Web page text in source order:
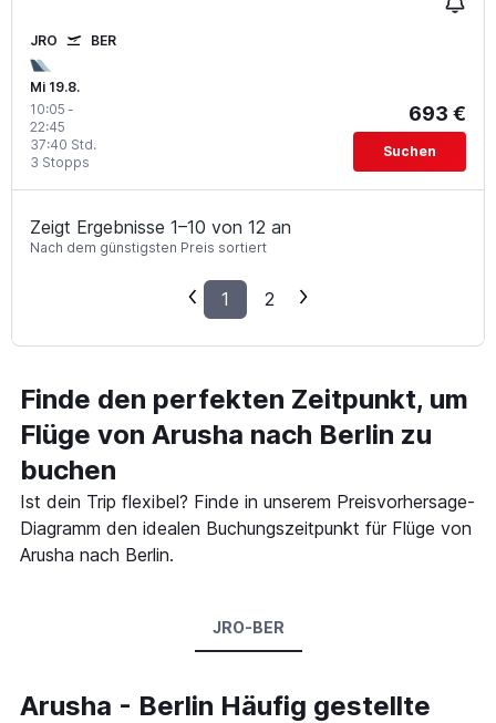
JRO BER
Mi 19.8.
10:05 -
22:45
3 Stopps
37:40 Std.
693 €
Suchen
Zeigt Ergebnisse 1–10 von 12 an
Nach dem günstigsten Preis sortiert
1 2
Finde den perfekten Zeitpunkt, um
Flüge von Arusha nach Berlin zu
buchen
Ist dein Trip flexibel? Finde in unserem Preisvorhersage-
Diagramm den idealen Buchungszeitpunkt für Flüge von
Arusha nach Berlin.
JRO-BER
Arusha - Berlin Häufig gestellte